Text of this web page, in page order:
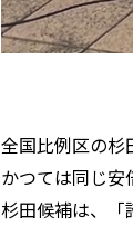
全国比例区の杉
かつては同じ安
杉田候補は、「